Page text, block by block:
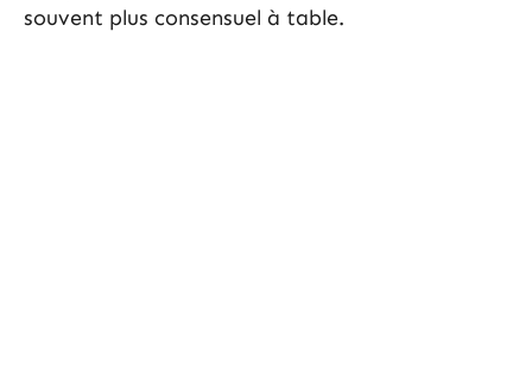
souvent plus consensuel à table.